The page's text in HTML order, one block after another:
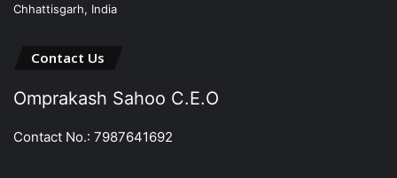
Chhattisgarh, India
Contact Us
Omprakash Sahoo C.E.O
Contact No.: 7987641692